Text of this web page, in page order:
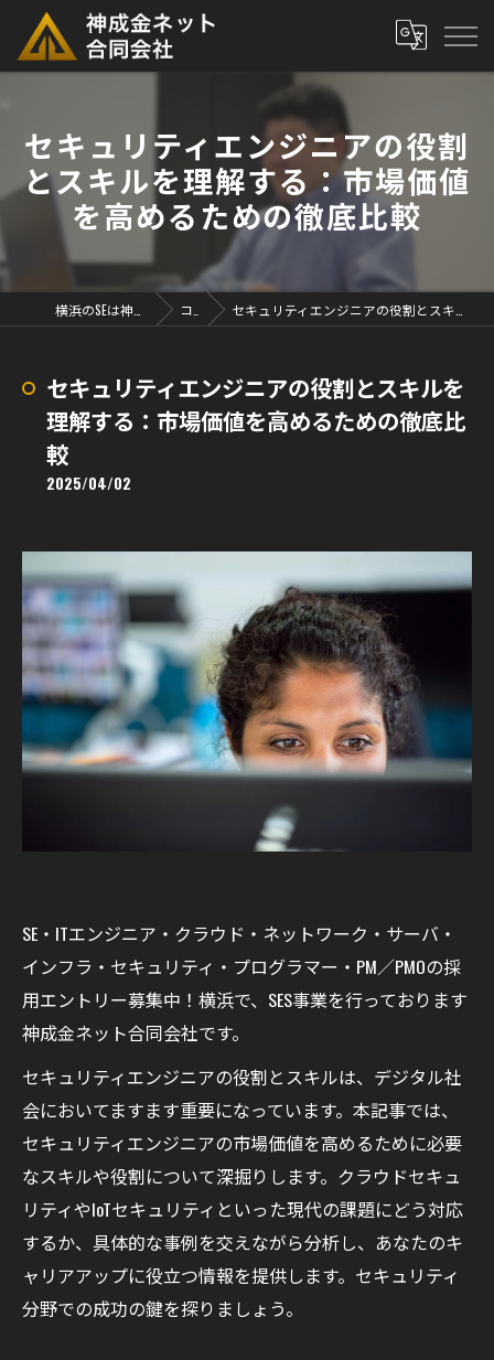
セキュリティエンジニアの役割
とスキルを理解する：市場価値
を高めるための徹底比較
コラム セキュリティエンジニアの役割とスキルを理解する：市場価値を高めるための徹底比較
セキュリティエンジニアの役割とスキルを
理解する：市場価値を高めるための徹底比
較
2025/04/02
SE・ITエンジニア・クラウド・ネットワーク・サーバ・
インフラ・セキュリティ・プログラマー・PM／PMOの採
用エントリー募集中！横浜で、SES事業を行っております
神成金ネット合同会社です。
セキュリティエンジニアの役割とスキルは、デジタル社
会においてますます重要になっています。本記事では、
セキュリティエンジニアの市場価値を高めるために必要
なスキルや役割について深掘りします。クラウドセキュ
リティやIoTセキュリティといった現代の課題にどう対応
するか、具体的な事例を交えながら分析し、あなたのキ
ャリアアップに役立つ情報を提供します。セキュリティ
分野での成功の鍵を探りましょう。